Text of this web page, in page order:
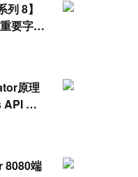
8】
要字段
原理
访
8080端